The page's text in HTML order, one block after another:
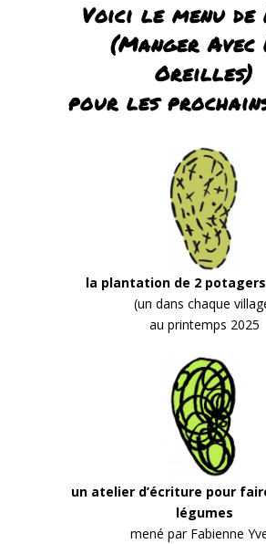
Voici le menu de
(Manger Avec
Oreilles)
pour les
la plantation de 2
(un dans chaque
au printemps 2025
un atelier d’écriture pour
légumes
mené par Fabienne